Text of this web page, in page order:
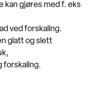
kan gjøres med f. eks
ved forskaling.
glatt og slett
forskaling.